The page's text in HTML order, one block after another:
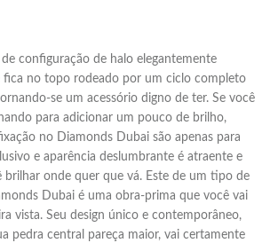
configuração de halo elegantemente
fica no topo rodeado por um ciclo completo
se um acessório digno de ter. Se você
para adicionar um pouco de brilho,
no Diamonds Dubai são apenas para
e aparência deslumbrante é atraente e
brilhar onde quer que vá. Este de um tipo de
Dubai é uma obra-prima que você vai
vista. Seu design único e contemporâneo,
pedra central pareça maior, vai certamente